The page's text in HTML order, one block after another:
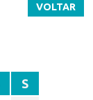
VOLTAR
S